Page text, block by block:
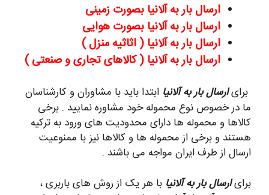
ارسال بار به آلانیا بصورت زمینی
ارسال بار به آلانیا بصورت هوایی
ارسال بار به آلانیا ( اثاثیه منزل )
ارسال بار به آلانیا ( کالاهای تجاری و صنعتی )
برایارسال بار به آلانیا ابتدا باید با مشاوران و کارشناسان
ما در خصوص نوع محموله خود مشاوره نمایید . برخی
کالاها و محموله ها دارای محدودیت های ورود به ترکیه
هستند و برخی از محموله ها و کالاها نیز با ممنوعیت
ارسال از طرف ایران مواجه می باشند .
برایارسال بار به آلانیا با هر یک از روش های باربری ،